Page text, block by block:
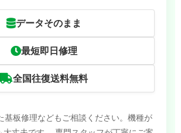
データそのまま
最短即日修理
全国往復送料無料
基板修理などもご相談ください。機種が